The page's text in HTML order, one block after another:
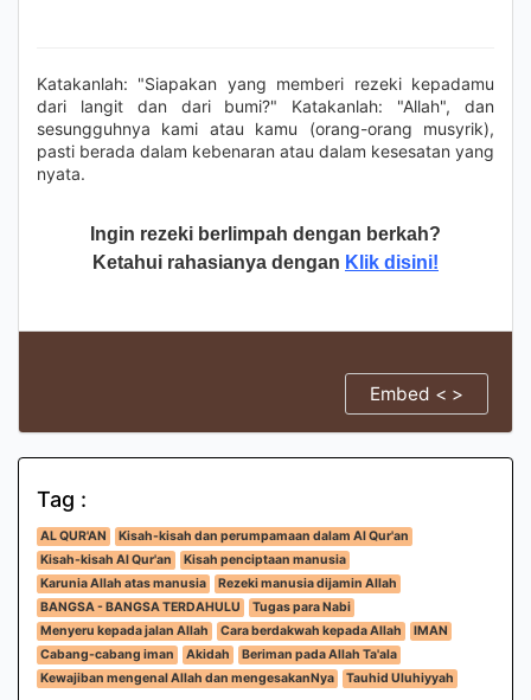
Katakanlah: "Siapakan yang memberi rezeki kepadamu
dari langit dan dari bumi?" Katakanlah: "Allah", dan
sesungguhnya kami atau kamu (orang-orang musyrik),
pasti berada dalam kebenaran atau dalam kesesatan yang
nyata.
Ingin rezeki berlimpah dengan berkah?
Ketahui rahasianya dengan Klik disini!
Embed < >
Tag :
AL QUR'AN
Kisah-kisah dan perumpamaan dalam Al Qur'an
Kisah-kisah Al Qur'an
Kisah penciptaan manusia
Karunia Allah atas manusia
Rezeki manusia dijamin Allah
BANGSA - BANGSA TERDAHULU
Tugas para Nabi
Menyeru kepada jalan Allah
Cara berdakwah kepada Allah
IMAN
Cabang-cabang iman
Akidah
Beriman pada Allah Ta'ala
Kewajiban mengenal Allah dan mengesakanNya
Tauhid Uluhiyyah